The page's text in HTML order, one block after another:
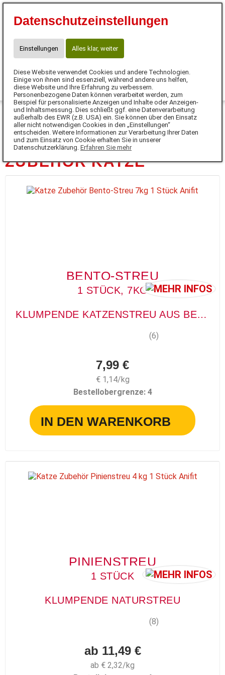
MENÜ
Code:SUPERSCHNUTE
☎ Kontakt für Neukunden
ZUBEHÖR KATZE
BENTO-STREU
1 STÜCK, 7KG
KLUMPENDE KATZENSTREU AUS BENTONIT
(6)
7,99 €
€ 1,14/kg
Bestellobergrenze: 4
IN DEN WARENKORB
PINIENSTREU
1 STÜCK
KLUMPENDE NATURSTREU
(8)
ab 11,49 €
ab € 2,32/kg
Datenschutzeinstellungen
Einstellungen Alles klar, weiter
Diese Website verwendet Cookies und andere Technologien.
Einige von ihnen sind essenziell, während andere uns helfen,
diese Website und Ihre Erfahrung zu verbessern.
Personenbezogene Daten können verarbeitet werden, zum
Beispiel für personalisierte Anzeigen und Inhalte oder Anzeigen-
und Inhaltsmessung. Dies schließt ggf. eine Datenverarbeitung
außerhalb des EWR (z.B. USA) ein. Sie können über den Einsatz
aller nicht notwendigen Cookies in den „Einstellungen“
entscheiden. Weitere Informationen zur Verarbeitung Ihrer Daten
und zum Einsatz von Cookie erhalten Sie in unserer
Datenschutzerklärung. Erfahren Sie mehr